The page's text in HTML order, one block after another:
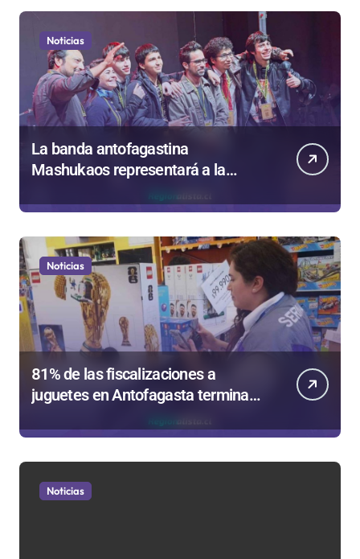
Noticias
La banda antofagastina
Mashukaos representará a la
de Valparaíso
Noticias
81% de las fiscalizaciones a
juguetes en Antofagasta termina
en sumarios sanitarios
Noticias